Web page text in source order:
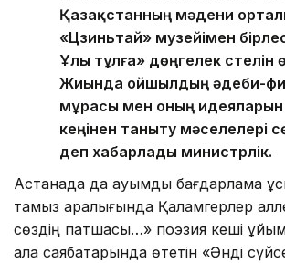
Қазақстанның мәдени
«Цзиньтай» музейімен
Ұлы тұлға» дөңгелек үстелін
Жиында ойшылдың әдеби-
мұрасы мен оның
кеңінен таныту мәселелері
деп хабарлады министрлік.
Астанада да ауқымды бағдарлама
тамыз аралығында Қаламгерлер
сөздің патшасы…» поэзия кеші
қала саябақтарында өтетін «Әнді